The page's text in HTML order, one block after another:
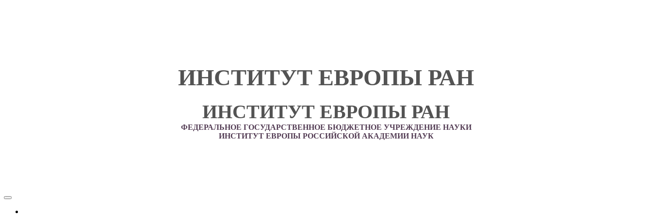
ИНСТИТУТ ЕВРОПЫ РАН
ИНСТИТУТ ЕВРОПЫ РАН
ФЕДЕРАЛЬНОЕ ГОСУДАРСТВЕННОЕ БЮДЖЕТНОЕ УЧРЕЖДЕНИЕ НАУКИ
ИНСТИТУТ ЕВРОПЫ РОССИЙСКОЙ АКАДЕМИИ НАУК